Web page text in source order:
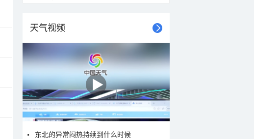
天气视频
东北的异常闷热持续到什么时候